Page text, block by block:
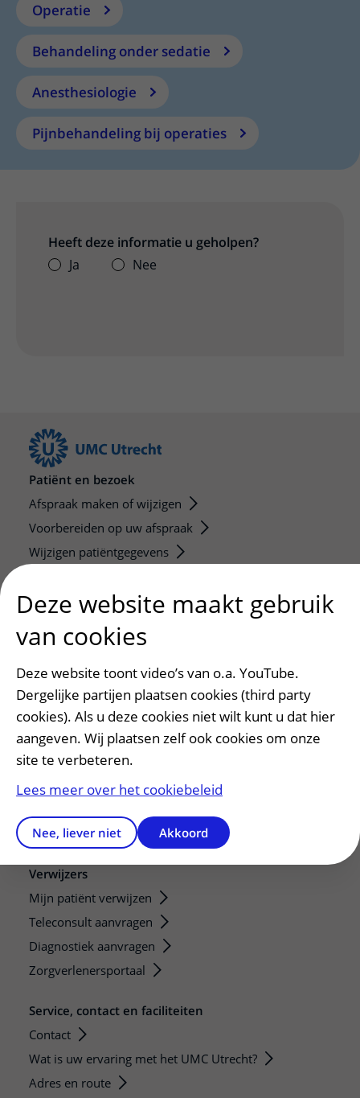
Operatie
Behandeling onder sedatie
Anesthesiologie
Pijnbehandeling bij operaties
Heeft deze informatie u geholpen?
Ja
Nee
Patiënt en bezoek
Afspraak maken of wijzigen
Voorbereiden op uw afspraak
Wijzigen patiëntgegevens
Bezoektijden
Onderwijs en onderzoek
Onze opleidingen
De Nieuwe Utrechtse School
Stage en opleidingsplaatsen
Research
Strategic programs
Research groups
Research technologies
Verwijzers
Mijn patiënt verwijzen
Teleconsult aanvragen
Diagnostiek aanvragen
Zorgverlenersportaal
Service, contact en faciliteiten
Contact
Wat is uw ervaring met het UMC Utrecht?
Adres en route
Deze website maakt gebruik
van cookies
Deze website toont video’s van o.a. YouTube.
Dergelijke partijen plaatsen cookies (third party
cookies). Als u deze cookies niet wilt kunt u dat hier
aangeven. Wij plaatsen zelf ook cookies om onze
site te verbeteren.
Lees meer over het cookiebeleid
Nee, liever niet Akkoord